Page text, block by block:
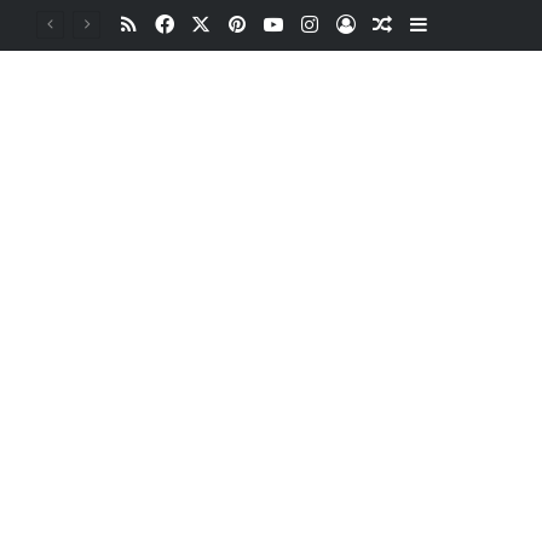
RSSFacebookPinterestYouTubeInstagramOturum aç
Rastgele Makale
Kenar